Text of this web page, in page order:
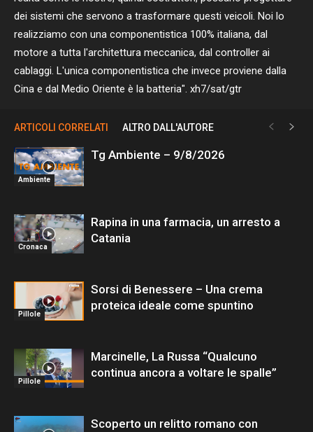
dei sistemi che servono a trasformare questi veicoli. Noi lo
realizziamo con una componentistica 100% italiana, dal
motore a tutta l'architettura meccanica, dal controller ai
cablaggi. L'unica componentistica che invece proviene dalla
Cina e dal Medio Oriente è la batteria". xh7/sat/gtr
ARTICOLI CORRELATI ALTRO DALL'AUTORE
Ambiente
Tg Ambiente – 9/8/2026
Cronaca
Rapina in una farmacia, un arresto a
Catania
Pillole
Sorsi di Benessere – Una crema
proteica ideale come spuntino
Pillole
Marcinelle, La Russa “Qualcuno
continua ancora a voltare le spalle”
Scoperto un relitto romano con